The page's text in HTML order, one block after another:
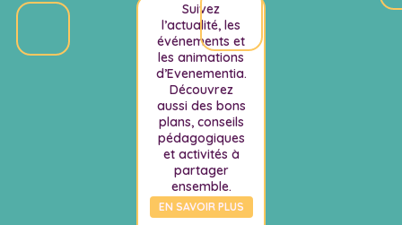
Suivez
l’actualité, les
événements et
les animations
d’Evenementia.
Découvrez
aussi des bons
plans, conseils
pédagogiques
et activités à
partager
ensemble.
EN SAVOIR PLUS